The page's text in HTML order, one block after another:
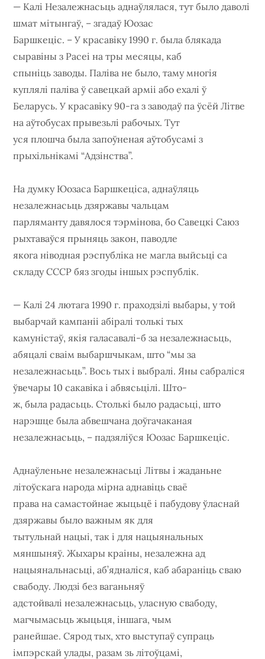
— Калі Незалежнасьць аднаўлялася, тут было даволі
шмат мітынгаў, – згадаў Юозас
Баршкеціс. – У красавіку 1990 г. была блякада
сыравіны з Расеі на тры месяцы, каб
спыніць заводы. Паліва не было, таму многія
куплялі паліва ў савецкай арміі або ехалі ў
Беларусь. У красавіку 90-га з заводаў па ўсёй Літве
на аўтобусах прывезьлі рабочых. Тут
уся плошча была запоўненая аўтобусамі з
прыхільнікамі “Адзінства”.
На думку Юозаса Баршкеціса, аднаўляць
незалежнасьць дзяржавы чальцам
парляманту давялося тэрмінова, бо Савецкі Саюз
рыхтаваўся прыняць закон, паводле
якога ніводная рэспубліка не магла выйсьці са
складу СССР бяз згоды іншых рэспублік.
— Калі 24 лютага 1990 г. праходзілі выбары, у той
выбарчай кампаніі абіралі толькі тых
камуністаў, якія галасавалі-б за незалежнасьць,
абяцалі сваім выбаршчыкам, што “мы за
незалежнасьць”. Вось тых і выбралі. Яны сабраліся
ўвечары 10 сакавіка і абвясьцілі. Што-
ж, была радасьць. Столькі было радасьці, што
нарэшце была абвешчана доўгачаканая
незалежнасьць, – падзяліўся Юозас Баршкеціс.
Аднаўленьне незалежнасьці Літвы і жаданьне
літоўскага народа мірна аднавіць сваё
права на самастойнае жыцьцё і пабудову ўласнай
дзяржавы было важным як для
тытульнай нацыі, так і для нацыянальных
мяншыняў. Жыхары краіны, незалежна ад
нацыянальнасьці, аб’ядналіся, каб абараніць сваю
свабоду. Людзі без ваганьняў
адстойвалі незалежнасьць, уласную свабоду,
магчымасьць жыцьця, іншага, чым
ранейшае. Сярод тых, хто выступаў супраць
імпэрскай улады, разам зь літоўцамі,